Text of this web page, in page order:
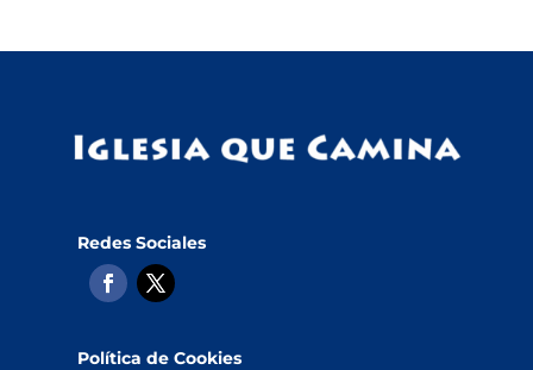
Redes Sociales
Política de Cookies